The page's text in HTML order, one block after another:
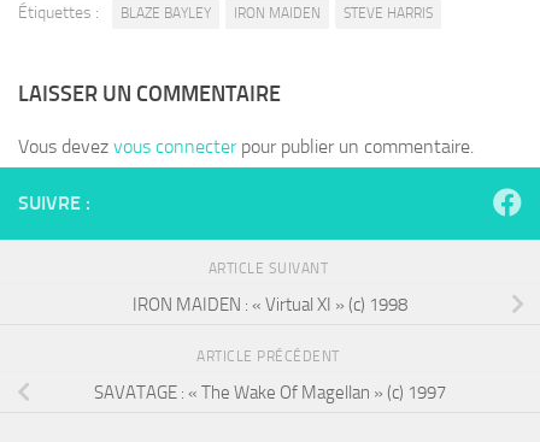
Étiquettes : BLAZE BAYLEY IRON MAIDEN STEVE HARRIS
LAISSER UN COMMENTAIRE
Vous devez vous connecterpour publier un commentaire.
SUIVRE :
ARTICLE SUIVANT
IRON MAIDEN : « Virtual XI » (c) 1998
ARTICLE PRÉCÉDENT
SAVATAGE : « The Wake Of Magellan » (c) 1997